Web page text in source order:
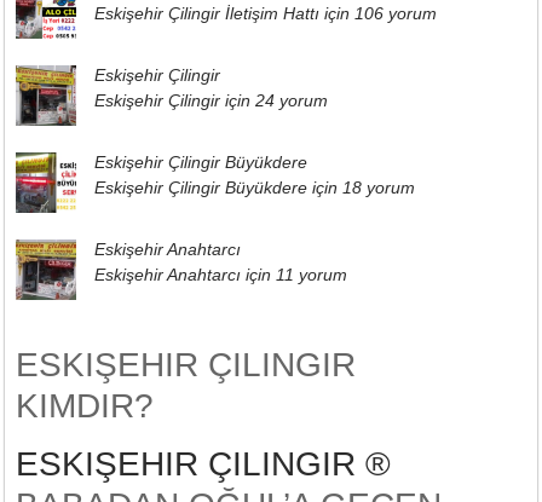
Eskişehir Çilingir İletişim Hattı için 106 yorum
Eskişehir Çilingir
Eskişehir Çilingir için 24 yorum
Eskişehir Çilingir Büyükdere
Eskişehir Çilingir Büyükdere için 18 yorum
Eskişehir Anahtarcı
Eskişehir Anahtarcı için 11 yorum
ESKIŞEHIR ÇILINGIR
KIMDIR?
ESKIŞEHIR ÇILINGIR ®